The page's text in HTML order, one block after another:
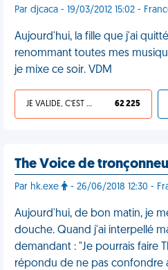
Par djcaca - 19/03/2012 15:02 -
Aujourd'hui, la fille que j'ai
renommant toutes mes
je mixe ce soir. VDM
JE VALIDE, C'EST UNE VDM 62 225
The Voice de
Par hk.exe - 26/06/2018 12:30 -
Aujourd'hui, de bon matin, je
douche. Quand j'ai interpellé
demandant : "Je pourrais faire
répondu de ne pas confondre